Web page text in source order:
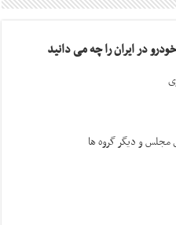
در ایران را چه می دانید
مجلس و دیگر گروه ها